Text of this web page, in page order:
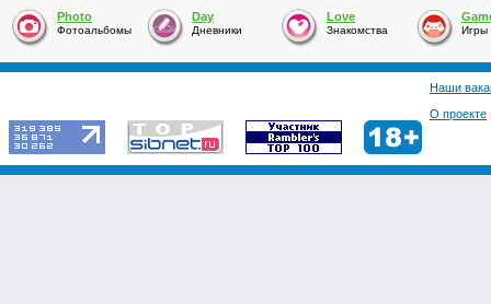
Photo
Фотоальбомы
Day
Дневники
Love
Знакомства Игры
Наши
О проекте